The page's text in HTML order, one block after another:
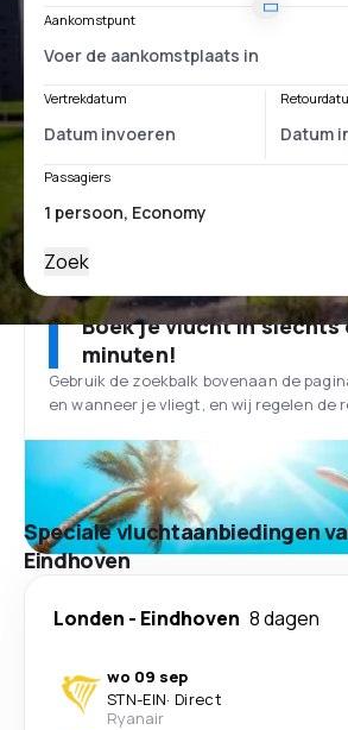
Aankomstpunt
Vertrekdatum
Passagiers
Zoek
Boek je vlucht in slechts
minuten!
Gebruik de zoekbalk bovenaan de
en wanneer je vliegt, en wij regelen de
Speciale vluchtaanbiedingen
Eindhoven
Londen - Eindhoven 8 dagen
wo 09 sep
STN-EIN· Direct
Ryanair